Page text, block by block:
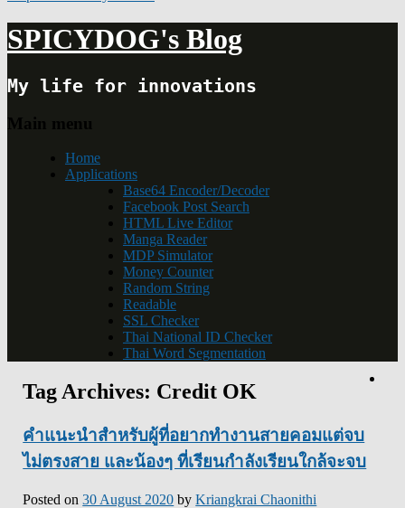
SPICYDOG's Blog
My life for innovations
Main menu
Home
Applications
Base64 Encoder/Decoder
Facebook Post Search
HTML Live Editor
Manga Reader
MDP Simulator
Money Counter
Random String
Readable
SSL Checker
Thai National ID Checker
Thai Word Segmentation
Tag Archives: Credit OK
คำแนะนำสำหรับผู้ที่อยากทำงานสายคอมแต่จบ
ไม่ตรงสาย และน้องๆ ที่เรียนกำลังเรียนใกล้จะจบ
Posted on30 August 2020 byKriangkrai Chaonithi